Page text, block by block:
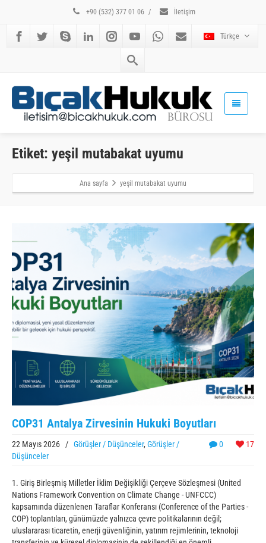
+90 (532) 377 01 06 / İletişim
Türkçe
Etiket: yeşil mutabakat uyumu
Ana sayfa yeşil mutabakat uyumu
COP31 Antalya Zirvesinin Hukuki Boyutları
0 17
22 Mayıs 2026 / Görüşler / Düşünceler, Görüşler /
Düşünceler
1. Giriş Birleşmiş Milletler İklim Değişikliği Çerçeve Sözleşmesi (United
Nations Framework Convention on Climate Change - UNFCCC)
kapsamında düzenlenen Taraflar Konferansı (Conference of the Parties -
COP) toplantıları, günümüzde yalnızca çevre politikalarının değil;
uluslararası ticaretin, enerji güvenliğinin, yatırım rejimlerinin, teknoloji